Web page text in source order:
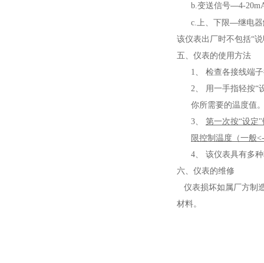
b.变送信号—4-
c.上、下限—继电
该仪表出厂时不包括“
五、 仪表的使用方法
1、 检查各接线端
2、 用一手指轻按“
你所需要的温度值
3、 第一次按“设定
限控制温度（一般
4、 该仪表具有多
六、 仪表的维修
仪表损坏如属厂方制
材料。